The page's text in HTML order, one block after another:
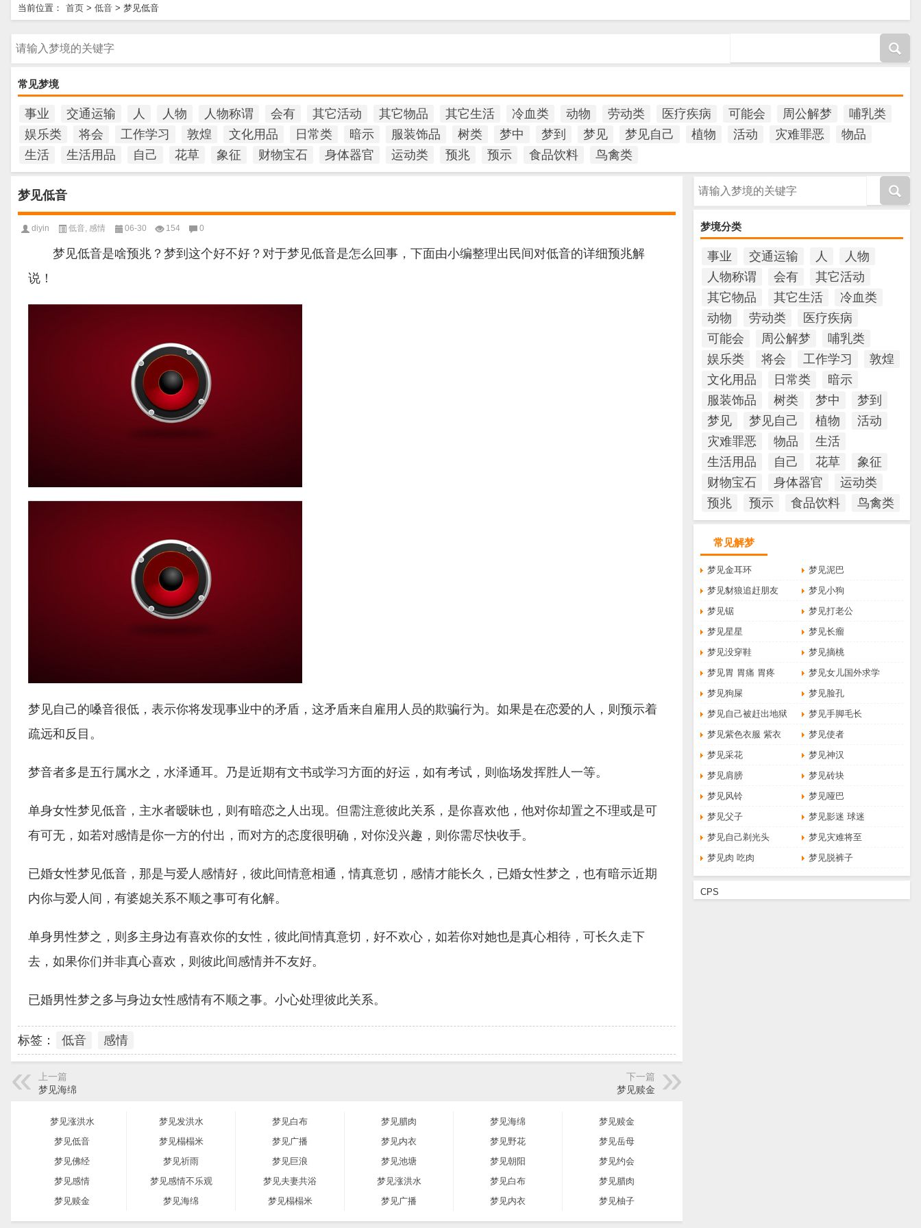
当前位置： 首页 > 低音 > 梦见低音
常见梦境
事业 交通运输 人 人物 人物称谓 会有 其它活动 其它物品 其它生活 冷血类 动物 劳动类 医疗疾病 可能会 周公解梦
哺乳类
娱乐类
将会 工作学习 敦煌 文化用品 日常类 暗示 服装饰品 树类 梦中 梦到 梦见 梦见自己 植物 活动 灾难罪恶
物品
生活
生活用品 自己 花草 象征 财物宝石 身体器官 运动类 预兆 预示 食品饮料 鸟禽类
梦境分类
事业 交通运输 人
人物
人物称谓
会有
其它活动
其它物品
其它生活
冷血类
动物
劳动类
医疗疾病
可能会
周公解梦
哺乳类
娱乐类
将会 工作学习
敦煌
文化用品
日常类
暗示
服装饰品
树类 梦中
梦到
梦见
梦见自己 植物
活动
灾难罪恶
物品
生活
生活用品
自己 花草
象征
财物宝石
身体器官
运动类
预兆
预示 食品饮料 鸟禽类
常见解梦
梦见金耳环
梦见泥巴
梦见豺狼追赶朋友
梦见小狗
梦见锯
梦见打老公
梦见星星
梦见长瘤
梦见没穿鞋
梦见摘桃
梦见胃 胃痛 胃疼
梦见女儿国外求学
梦见狗屎
梦见脸孔
梦见自己被赶出地狱
梦见手脚毛长
梦见紫色衣服 紫衣
梦见使者
梦见采花
梦见神汉
梦见肩膀
梦见砖块
梦见风铃
梦见哑巴
梦见父子
梦见影迷 球迷
梦见自己剃光头
梦见灾难将至
梦见肉 吃肉
梦见脱裤子
CPS
梦见低音
diyin 低音, 感情 06-30 154 0
梦见低音是啥预兆？梦到这个好不好？对于梦见低音是怎么回事，下面由小编整理出民间对低音的详细预兆解
说！
梦见自己的嗓音很低，表示你将发现事业中的矛盾，这矛盾来自雇用人员的欺骗行为。如果是在恋爱的人，则预示着
疏远和反目。
梦音者多是五行属水之，水泽通耳。乃是近期有文书或学习方面的好运，如有考试，则临场发挥胜人一等。
单身女性梦见低音，主水者暧昧也，则有暗恋之人出现。但需注意彼此关系，是你喜欢他，他对你却置之不理或是可
有可无，如若对感情是你一方的付出，而对方的态度很明确，对你没兴趣，则你需尽快收手。
已婚女性梦见低音，那是与爱人感情好，彼此间情意相通，情真意切，感情才能长久，已婚女性梦之，也有暗示近期
内你与爱人间，有婆媳关系不顺之事可有化解。
单身男性梦之，则多主身边有喜欢你的女性，彼此间情真意切，好不欢心，如若你对她也是真心相待，可长久走下
去，如果你们并非真心喜欢，则彼此间感情并不友好。
已婚男性梦之多与身边女性感情有不顺之事。小心处理彼此关系。
标签： 低音 感情
上一篇
梦见海绵
下一篇
梦见赎金
梦见涨洪水 梦见发洪水 梦见白布 梦见腊肉 梦见海绵
梦见赎金
梦见低音
梦见榻榻米 梦见广播 梦见内衣 梦见野花
梦见岳母
梦见佛经
梦见祈雨 梦见巨浪 梦见池塘 梦见朝阳
梦见约会
梦见感情
梦见感情不乐观 梦见夫妻共浴 梦见涨洪水 梦见白布
梦见腊肉
梦见赎金
梦见海绵 梦见榻榻米 梦见广播 梦见内衣 梦见柚子